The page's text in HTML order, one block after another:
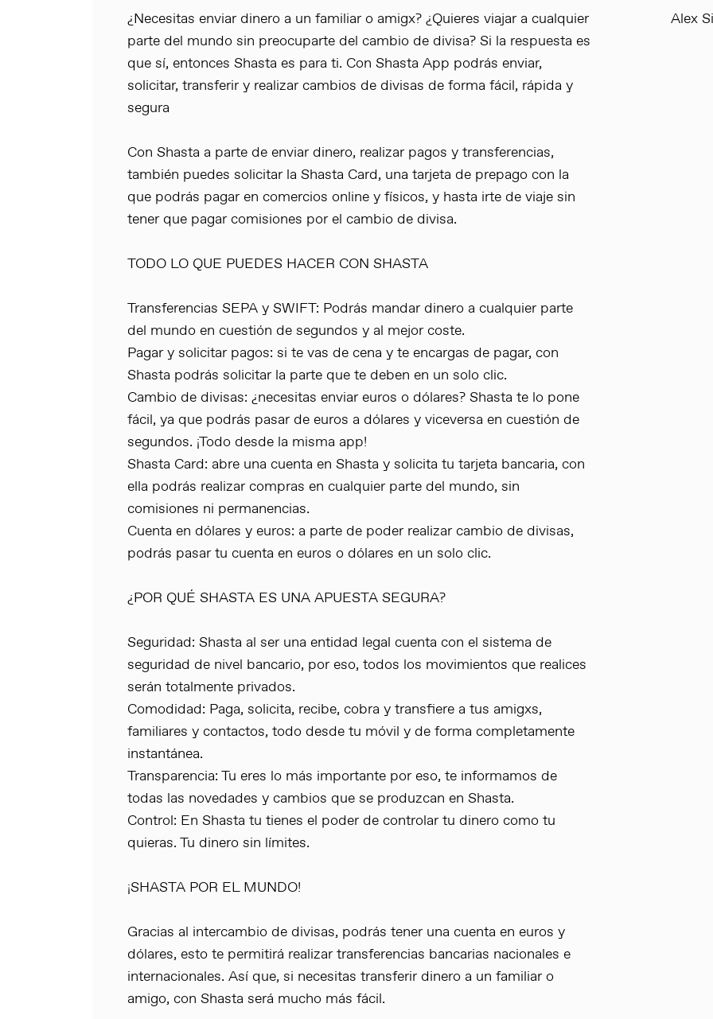
¿Necesitas enviar dinero a un familiar o amigx? ¿Quieres viajar a cualquier
parte del mundo sin preocuparte del cambio de divisa? Si la respuesta es
que sí, entonces Shasta es para ti. Con Shasta App podrás enviar,
solicitar, transferir y realizar cambios de divisas de forma fácil, rápida y
segura
Con Shasta a parte de enviar dinero, realizar pagos y transferencias,
también puedes solicitar la Shasta Card, una tarjeta de prepago con la
que podrás pagar en comercios online y físicos, y hasta irte de viaje sin
tener que pagar comisiones por el cambio de divisa.
TODO LO QUE PUEDES HACER CON SHASTA
Transferencias SEPA y SWIFT: Podrás mandar dinero a cualquier parte
del mundo en cuestión de segundos y al mejor coste.
Pagar y solicitar pagos: si te vas de cena y te encargas de pagar, con
Shasta podrás solicitar la parte que te deben en un solo clic.
Cambio de divisas: ¿necesitas enviar euros o dólares? Shasta te lo pone
fácil, ya que podrás pasar de euros a dólares y viceversa en cuestión de
segundos. ¡Todo desde la misma app!
Shasta Card: abre una cuenta en Shasta y solicita tu tarjeta bancaria, con
ella podrás realizar compras en cualquier parte del mundo, sin
comisiones ni permanencias.
Cuenta en dólares y euros: a parte de poder realizar cambio de divisas,
podrás pasar tu cuenta en euros o dólares en un solo clic.
¿POR QUÉ SHASTA ES UNA APUESTA SEGURA?
Seguridad: Shasta al ser una entidad legal cuenta con el sistema de
seguridad de nivel bancario, por eso, todos los movimientos que realices
serán totalmente privados.
Comodidad: Paga, solicita, recibe, cobra y transfiere a tus amigxs,
familiares y contactos, todo desde tu móvil y de forma completamente
instantánea.
Transparencia: Tu eres lo más importante por eso, te informamos de
todas las novedades y cambios que se produzcan en Shasta.
Control: En Shasta tu tienes el poder de controlar tu dinero como tu
quieras. Tu dinero sin límites.
¡SHASTA POR EL MUNDO!
Gracias al intercambio de divisas, podrás tener una cuenta en euros y
dólares, esto te permitirá realizar transferencias bancarias nacionales e
internacionales. Así que, si necesitas transferir dinero a un familiar o
amigo, con Shasta será mucho más fácil.
Alex